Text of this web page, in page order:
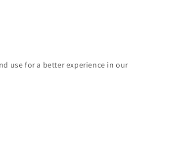
use for a better experience in our